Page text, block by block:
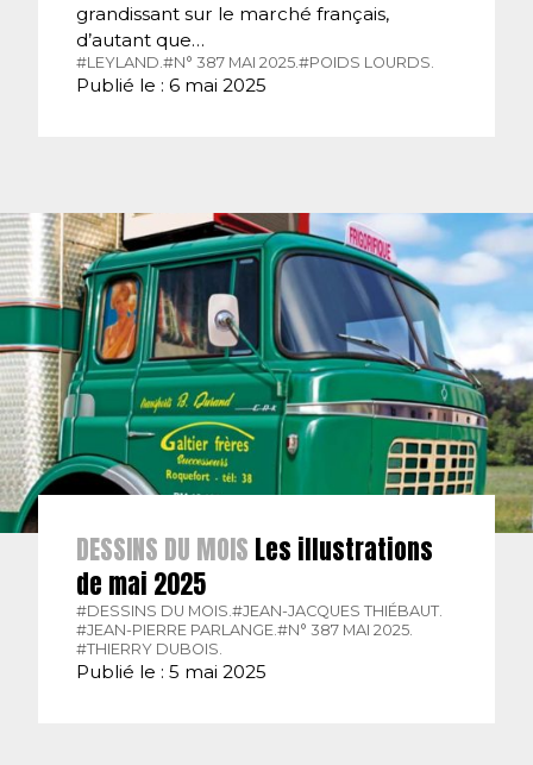
grandissant sur le marché français,
d’autant que…
#LEYLAND. #N° 387 MAI 2025. #POIDS LOURDS.
Publié le : 6 mai 2025
DESSINS DU MOIS Les illustrations
de mai 2025
#DESSINS DU MOIS. #JEAN-JACQUES THIÉBAUT.
#JEAN-PIERRE PARLANGE. #N° 387 MAI 2025.
#THIERRY DUBOIS.
Publié le : 5 mai 2025